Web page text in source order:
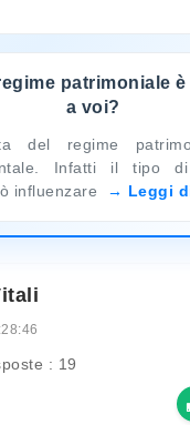
patrimoniale
a voi?
del regime
Infatti il tipo
influenzare
Leggi
: 19